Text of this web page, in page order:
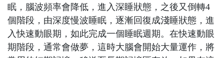
眠，腦波頻率會降低，進入深睡狀態，之後又倒轉4
個階段，由深度慢波睡眠，逐漸回復成淺睡狀態，進
入快速動眼期，如此完成一個睡眠週期。在快速動眼
期階段，通常會做夢，這時大腦會開始大量運作，將